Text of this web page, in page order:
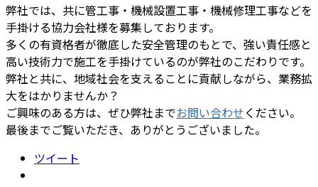
弊社では、共に管工事・機械設置工事・機械修理工事などを
手掛ける協力会社様を募集しております。
多くの有資格者が徹底した安全管理のもとで、強い責任感と
高い技術力で施工を手掛けているのが弊社のこだわりです。
弊社と共に、地域社会を支えることに貢献しながら、業務拡
大をはかりませんか？
ご興味のある方は、ぜひ弊社までお問い合わせください。
最後までご覧いただき、ありがとうございました。
ツイート